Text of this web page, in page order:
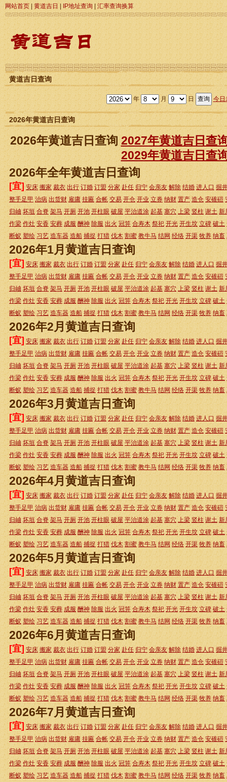
网站首页|黄道吉日| IP地址查询 |汇率查询换算
黄道吉日查询
年 月 日 今日
2026年黄道吉日查询
2026年黄道吉日查询 2027年黄道吉日查
2029年黄道吉日查
2026年全年黄道吉日查询
[宜] 安床 搬家 裁衣 出行 订婚 订盟 分家 赴任 归宁 会亲友 解除 结婚 进人口 掘
整手足甲 治病 出货财 雇庸 挂匾 合帐 交易 开仓 开业 立券 纳财 置产 造仓 安碓磑
归岫 坏垣 合脊 架马 开厕 开池 开柱眼 破屋 平治道涂 起基 塞穴 上梁 竖柱 谢土 新
作梁 作灶 安香 安葬 成服 酬神 除服 出火 冠笄 合寿木 祭祀 开光 开生坟 立碑 破土
断蚁 塑绘 习艺 造车器 造船 捕捉 打猎 伐木 割蜜 教牛马 结网 经络 开渠 牧养 纳畜
2026年1月黄道吉日查询
[宜] 安床 搬家 裁衣 出行 订婚 订盟 分家 赴任 归宁 会亲友 解除 结婚 进人口 掘
整手足甲 治病 出货财 雇庸 挂匾 合帐 交易 开仓 开业 立券 纳财 置产 造仓 安碓磑
归岫 坏垣 合脊 架马 开厕 开池 开柱眼 破屋 平治道涂 起基 塞穴 上梁 竖柱 谢土 新
作梁 作灶 安香 安葬 成服 酬神 除服 出火 冠笄 合寿木 祭祀 开光 开生坟 立碑 破土
断蚁 塑绘 习艺 造车器 造船 捕捉 打猎 伐木 割蜜 教牛马 结网 经络 开渠 牧养 纳畜
2026年2月黄道吉日查询
[宜] 安床 搬家 裁衣 出行 订婚 订盟 分家 赴任 归宁 会亲友 解除 结婚 进人口 掘
整手足甲 治病 出货财 雇庸 挂匾 合帐 交易 开仓 开业 立券 纳财 置产 造仓 安碓磑
归岫 坏垣 合脊 架马 开厕 开池 开柱眼 破屋 平治道涂 起基 塞穴 上梁 竖柱 谢土 新
作梁 作灶 安香 安葬 成服 酬神 除服 出火 冠笄 合寿木 祭祀 开光 开生坟 立碑 破土
断蚁 塑绘 习艺 造车器 造船 捕捉 打猎 伐木 割蜜 教牛马 结网 经络 开渠 牧养 纳畜
2026年3月黄道吉日查询
[宜] 安床 搬家 裁衣 出行 订婚 订盟 分家 赴任 归宁 会亲友 解除 结婚 进人口 掘
整手足甲 治病 出货财 雇庸 挂匾 合帐 交易 开仓 开业 立券 纳财 置产 造仓 安碓磑
归岫 坏垣 合脊 架马 开厕 开池 开柱眼 破屋 平治道涂 起基 塞穴 上梁 竖柱 谢土 新
作梁 作灶 安香 安葬 成服 酬神 除服 出火 冠笄 合寿木 祭祀 开光 开生坟 立碑 破土
断蚁 塑绘 习艺 造车器 造船 捕捉 打猎 伐木 割蜜 教牛马 结网 经络 开渠 牧养 纳畜
2026年4月黄道吉日查询
[宜] 安床 搬家 裁衣 出行 订婚 订盟 分家 赴任 归宁 会亲友 解除 结婚 进人口 掘
整手足甲 治病 出货财 雇庸 挂匾 合帐 交易 开仓 开业 立券 纳财 置产 造仓 安碓磑
归岫 坏垣 合脊 架马 开厕 开池 开柱眼 破屋 平治道涂 起基 塞穴 上梁 竖柱 谢土 新
作梁 作灶 安香 安葬 成服 酬神 除服 出火 冠笄 合寿木 祭祀 开光 开生坟 立碑 破土
断蚁 塑绘 习艺 造车器 造船 捕捉 打猎 伐木 割蜜 教牛马 结网 经络 开渠 牧养 纳畜
2026年5月黄道吉日查询
[宜] 安床 搬家 裁衣 出行 订婚 订盟 分家 赴任 归宁 会亲友 解除 结婚 进人口 掘
整手足甲 治病 出货财 雇庸 挂匾 合帐 交易 开仓 开业 立券 纳财 置产 造仓 安碓磑
归岫 坏垣 合脊 架马 开厕 开池 开柱眼 破屋 平治道涂 起基 塞穴 上梁 竖柱 谢土 新
作梁 作灶 安香 安葬 成服 酬神 除服 出火 冠笄 合寿木 祭祀 开光 开生坟 立碑 破土
断蚁 塑绘 习艺 造车器 造船 捕捉 打猎 伐木 割蜜 教牛马 结网 经络 开渠 牧养 纳畜
2026年6月黄道吉日查询
[宜] 安床 搬家 裁衣 出行 订婚 订盟 分家 赴任 归宁 会亲友 解除 结婚 进人口 掘
整手足甲 治病 出货财 雇庸 挂匾 合帐 交易 开仓 开业 立券 纳财 置产 造仓 安碓磑
归岫 坏垣 合脊 架马 开厕 开池 开柱眼 破屋 平治道涂 起基 塞穴 上梁 竖柱 谢土 新
作梁 作灶 安香 安葬 成服 酬神 除服 出火 冠笄 合寿木 祭祀 开光 开生坟 立碑 破土
断蚁 塑绘 习艺 造车器 造船 捕捉 打猎 伐木 割蜜 教牛马 结网 经络 开渠 牧养 纳畜
2026年7月黄道吉日查询
[宜] 安床 搬家 裁衣 出行 订婚 订盟 分家 赴任 归宁 会亲友 解除 结婚 进人口 掘
整手足甲 治病 出货财 雇庸 挂匾 合帐 交易 开仓 开业 立券 纳财 置产 造仓 安碓磑
归岫 坏垣 合脊 架马 开厕 开池 开柱眼 破屋 平治道涂 起基 塞穴 上梁 竖柱 谢土 新
作梁 作灶 安香 安葬 成服 酬神 除服 出火 冠笄 合寿木 祭祀 开光 开生坟 立碑 破土
断蚁 塑绘 习艺 造车器 造船 捕捉 打猎 伐木 割蜜 教牛马 结网 经络 开渠 牧养 纳畜